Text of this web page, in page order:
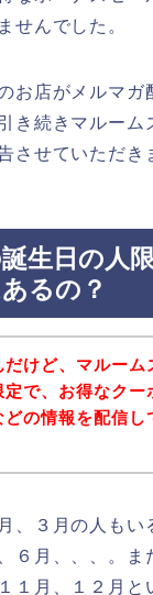
せんでした。
お店がメルマガ
き続きマルーム
させていただき
生日の人
るの？
けど、マルーム
で、お得なクー
の情報を配信し
、３月の人もい
６月、、、。ま
１月、１２月と